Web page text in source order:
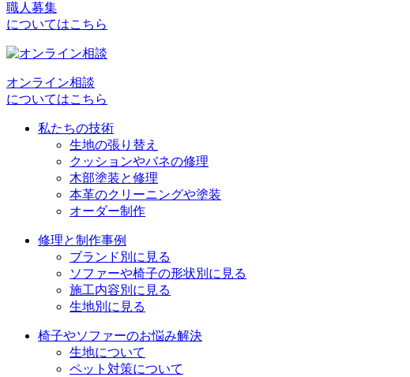
ナ
ビ
ー
職人募集
についてはこちら
オンライン相談
についてはこちら
私たちの技術
生地の張り替え
クッションやバネの修理
木部塗装と修理
本革のクリーニングや塗装
オーダー制作
修理と制作事例
ブランド別に見る
ソファーや椅子の形状別に見る
施工内容別に見る
生地別に見る
椅子やソファーのお悩み解決
生地について
ペット対策について